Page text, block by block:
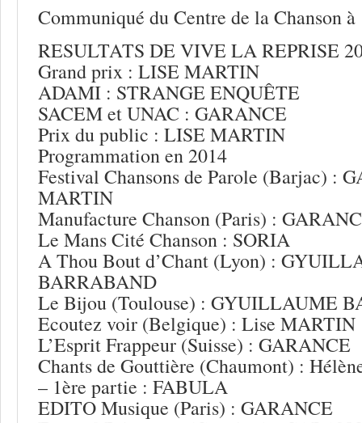
Communiqué du Centre de la Chanson à
RESULTATS DE VIVE LA REPRISE
Grand prix : LISE MARTIN
ADAMI : STRANGE ENQUÊTE
SACEM et UNAC : GARANCE
Prix du public : LISE MARTIN
Programmation en 2014
Festival Chansons de Parole (Barjac) :
MARTIN
Manufacture Chanson (Paris) :
Le Mans Cité Chanson : SORIA
A Thou Bout d’Chant (Lyon) :
BARRABAND
Le Bijou (Toulouse) : GYUILLAUME
Ecoutez voir (Belgique) : Lise MARTIN
L’Esprit Frappeur (Suisse) : GARANCE
Chants de Gouttière (Chaumont) :
– 1ère partie : FABULA
EDITO Musique (Paris) : GARANCE